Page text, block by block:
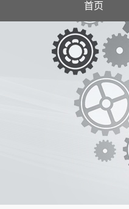
首页